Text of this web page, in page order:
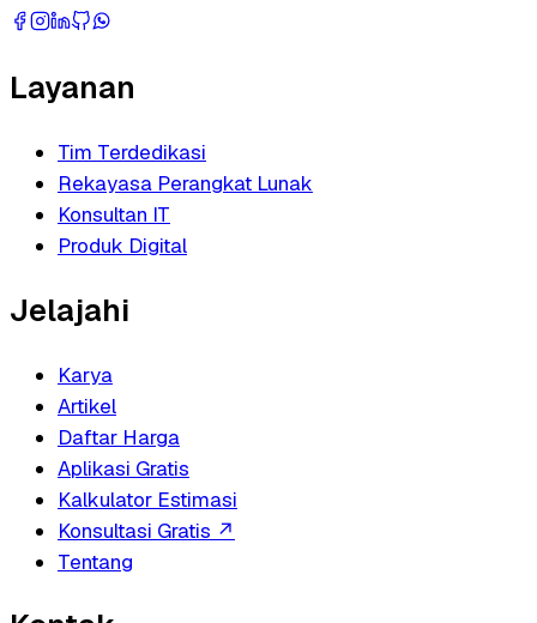
Layanan
Tim Terdedikasi
Rekayasa Perangkat Lunak
Konsultan IT
Produk Digital
Jelajahi
Karya
Artikel
Daftar Harga
Aplikasi Gratis
Kalkulator Estimasi
Konsultasi Gratis ↗
Tentang